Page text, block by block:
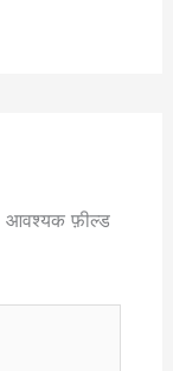
आवश्यक फ़ील्ड